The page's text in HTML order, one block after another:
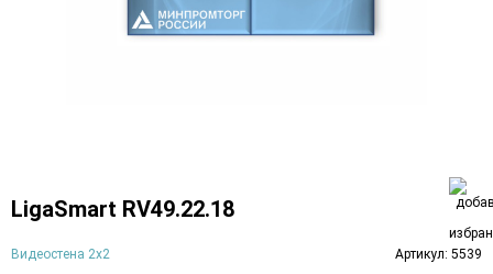
LigaSmart RV49.22.18
Видеостена 2x2 Артикул: 5539